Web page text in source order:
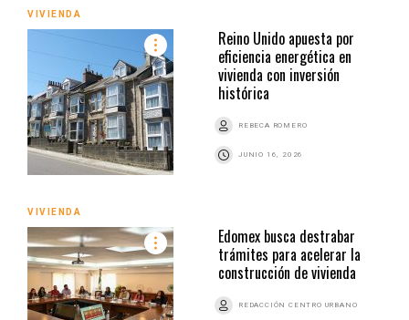
VIVIENDA
Reino Unido apuesta por
eficiencia energética en
vivienda con inversión
histórica
REBECA ROMERO
JUNIO 16, 2026
VIVIENDA
Edomex busca destrabar
trámites para acelerar la
construcción de vivienda
REDACCIÓN CENTRO URBANO